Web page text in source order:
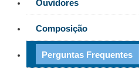
Ouvidores
Composição
Perguntas Frequentes